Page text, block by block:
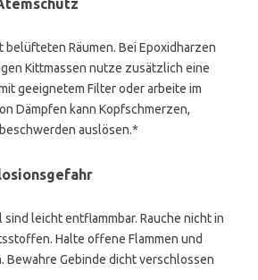
belüfteten Räumen. Bei Epoxidharzen
Kittmassen nutze zusätzlich eine
geeignetem Filter oder arbeite im
Dämpfen kann Kopfschmerzen,
auslösen.*
leicht entflammbar. Rauche nicht in
Halte offene Flammen und
Bewahre Gebinde dicht verschlossen